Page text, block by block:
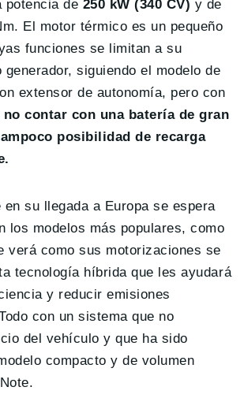
potencia de 250 kW (340 CV) y de
El motor térmico es un pequeño
funciones se limitan a su
generador, siguiendo el modelo de
extensor de autonomía, pero con
no contar con una batería de gran
posibilidad de recarga
en su llegada a Europa se espera
los modelos más populares, como
verá como sus motorizaciones se
tecnología híbrida que les ayudará
y reducir emisiones
con un sistema que no
del vehículo y que ha sido
compacto y de volumen